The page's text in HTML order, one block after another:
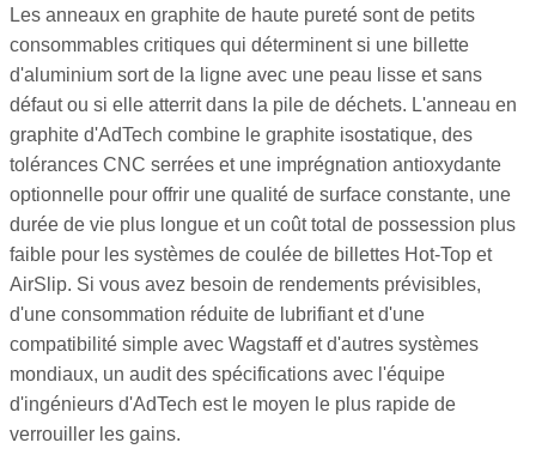
Les anneaux en graphite de haute pureté sont de petits
consommables critiques qui déterminent si une billette
d'aluminium sort de la ligne avec une peau lisse et sans
défaut ou si elle atterrit dans la pile de déchets. L'anneau en
graphite d'AdTech combine le graphite isostatique, des
tolérances CNC serrées et une imprégnation antioxydante
optionnelle pour offrir une qualité de surface constante, une
durée de vie plus longue et un coût total de possession plus
faible pour les systèmes de coulée de billettes Hot-Top et
AirSlip. Si vous avez besoin de rendements prévisibles,
d'une consommation réduite de lubrifiant et d'une
compatibilité simple avec Wagstaff et d'autres systèmes
mondiaux, un audit des spécifications avec l'équipe
d'ingénieurs d'AdTech est le moyen le plus rapide de
verrouiller les gains.